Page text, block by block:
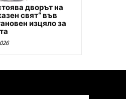
дворът на
свят“ във
изцяло за